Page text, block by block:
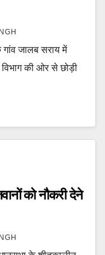
जालब सराय में
की ओर से छोड़ी
को नौकरी देने